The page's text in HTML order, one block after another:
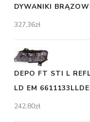
DYWANIKI
327,36zł
DEPO FT STI L
LD EM
242,80zł